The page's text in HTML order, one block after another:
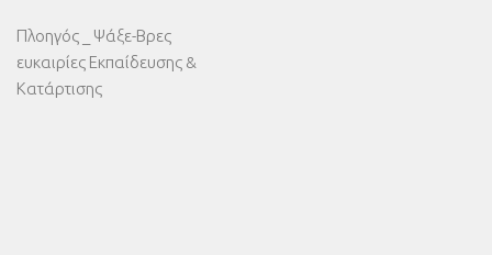
Πλοηγός _ Ψάξε-Βρες
ευκαιρίες Εκπαίδευσης &
Κατάρτισης